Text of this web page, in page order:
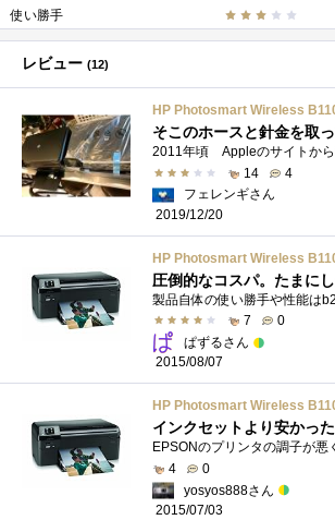
使い勝手
レビュー (12)
14
4
フェレンギさん
2019/12/20
7
0
ぱずるさん
2015/08/07
インクセットより安かった
4
0
yosyos888さん
2015/07/03